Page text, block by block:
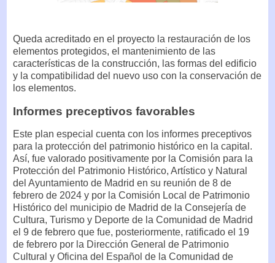
Queda acreditado en el proyecto la restauración de los
elementos protegidos, el mantenimiento de las
características de la construcción, las formas del edificio
y la compatibilidad del nuevo uso con la conservación de
los elementos.
Informes preceptivos favorables
Este plan especial cuenta con los informes preceptivos
para la protección del patrimonio histórico en la capital.
Así, fue valorado positivamente por la Comisión para la
Protección del Patrimonio Histórico, Artístico y Natural
del Ayuntamiento de Madrid en su reunión de 8 de
febrero de 2024 y por la Comisión Local de Patrimonio
Histórico del municipio de Madrid de la Consejería de
Cultura, Turismo y Deporte de la Comunidad de Madrid
el 9 de febrero que fue, posteriormente, ratificado el 19
de febrero por la Dirección General de Patrimonio
Cultural y Oficina del Español de la Comunidad de